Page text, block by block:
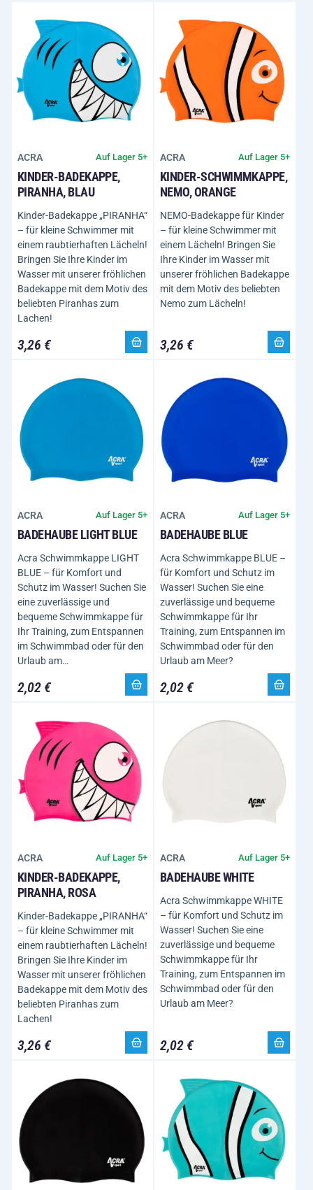
ACRA Auf Lager 5+
KINDER-BADEKAPPE,
PIRANHA, BLAU
Kinder-Badekappe „PIRANHA“
– für kleine Schwimmer mit
einem raubtierhaften Lächeln!
Bringen Sie Ihre Kinder im
Wasser mit unserer fröhlichen
Badekappe mit dem Motiv des
beliebten Piranhas zum
Lachen!
3,26 €
ACRA Auf Lager 5+
KINDER-SCHWIMMKAPPE,
NEMO, ORANGE
NEMO-Badekappe für Kinder
– für kleine Schwimmer mit
einem Lächeln! Bringen Sie
Ihre Kinder im Wasser mit
unserer fröhlichen Badekappe
mit dem Motiv des beliebten
Nemo zum Lächeln!
3,26 €
ACRA Auf Lager 5+
BADEHAUBE LIGHT BLUE
Acra Schwimmkappe LIGHT
BLUE – für Komfort und
Schutz im Wasser! Suchen Sie
eine zuverlässige und
bequeme Schwimmkappe für
Ihr Training, zum Entspannen
im Schwimmbad oder für den
Urlaub am…
2,02 €
ACRA Auf Lager 5+
BADEHAUBE BLUE
Acra Schwimmkappe BLUE –
für Komfort und Schutz im
Wasser! Suchen Sie eine
zuverlässige und bequeme
Schwimmkappe für Ihr
Training, zum Entspannen im
Schwimmbad oder für den
Urlaub am Meer?
2,02 €
ACRA Auf Lager 5+
KINDER-BADEKAPPE,
PIRANHA, ROSA
Kinder-Badekappe „PIRANHA“
– für kleine Schwimmer mit
einem raubtierhaften Lächeln!
Bringen Sie Ihre Kinder im
Wasser mit unserer fröhlichen
Badekappe mit dem Motiv des
beliebten Piranhas zum
Lachen!
3,26 €
ACRA Auf Lager 5+
BADEHAUBE WHITE
Acra Schwimmkappe WHITE
– für Komfort und Schutz im
Wasser! Suchen Sie eine
zuverlässige und bequeme
Schwimmkappe für Ihr
Training, zum Entspannen im
Schwimmbad oder für den
Urlaub am Meer?
2,02 €